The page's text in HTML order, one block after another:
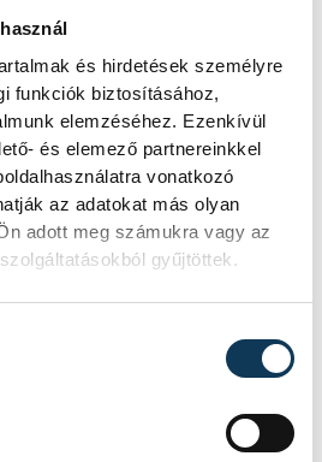
és hirdetések személyre
funkciók biztosításához,
elemzéséhez. Ezenkívül
és elemező partnereinkkel
vonatkozó
az adatokat más olyan
adott meg számukra vagy az
gyűjtöttek.
azt is érezte, hogy az
helyzet, mint hátul.
jó motivációt
tekintett előre a fehér
második helyen álló
előnye jelentős az
között.
ért be.